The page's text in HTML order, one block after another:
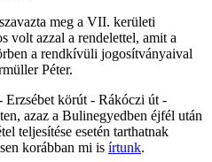
meg a VII. kerületi
volt azzal a rendelettel, amit a
a rendkívüli jogosítványaival
Péter.
Erzsébet körút - Rákóczi út -
azaz a Bulinegyedben éjfél után
teljesítése esetén tarthatnak
korábban mi is írtunk.